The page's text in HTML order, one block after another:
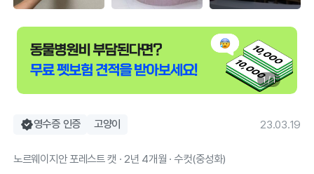
1 / 1
영수증 인증 고양이 23.03.19
노르웨이지안 포레스트 캣 · 2년 4개월 · 수컷(중성화)